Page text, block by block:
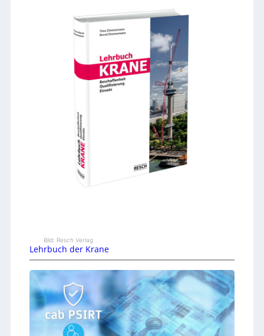
Bild: Resch Verlag
Lehrbuch der Krane